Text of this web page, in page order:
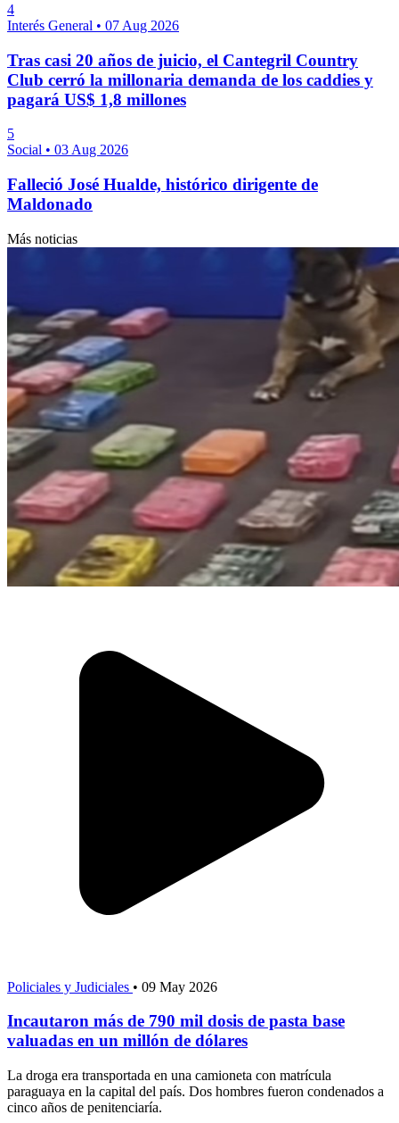
4
Interés General • 07 Aug 2026
Tras casi 20 años de juicio, el Cantegril Country
Club cerró la millonaria demanda de los caddies y
pagará US$ 1,8 millones
5
Social • 03 Aug 2026
Falleció José Hualde, histórico dirigente de
Maldonado
Más noticias
Policiales y Judiciales • 09 May 2026
Incautaron más de 790 mil dosis de pasta base
valuadas en un millón de dólares
La droga era transportada en una camioneta con matrícula
paraguaya en la capital del país. Dos hombres fueron condenados a
cinco años de penitenciaría.